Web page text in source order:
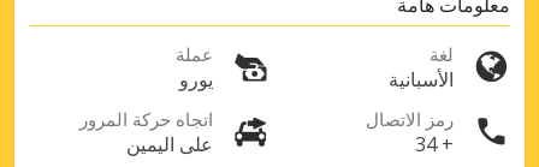
معلومات هامة
لغة
الأسبانية
عملة
يورو
رمز الاتصال
+ 34
اتجاه حركة المرور
على اليمين